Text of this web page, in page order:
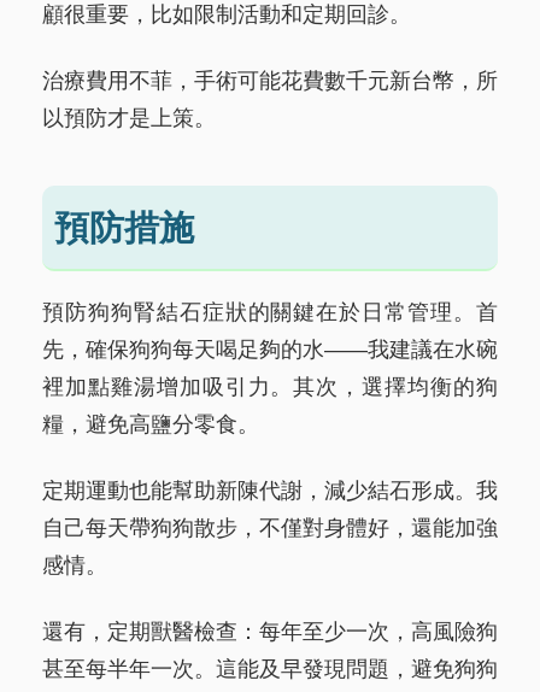
顧很重要，比如限制活動和定期回診。
治療費用不菲，手術可能花費數千元新台幣，所
以預防才是上策。
預防措施
預防狗狗腎結石症狀的關鍵在於日常管理。首
先，確保狗狗每天喝足夠的水——我建議在水碗
裡加點雞湯增加吸引力。其次，選擇均衡的狗
糧，避免高鹽分零食。
定期運動也能幫助新陳代謝，減少結石形成。我
自己每天帶狗狗散步，不僅對身體好，還能加強
感情。
還有，定期獸醫檢查：每年至少一次，高風險狗
甚至每半年一次。這能及早發現問題，避免狗狗